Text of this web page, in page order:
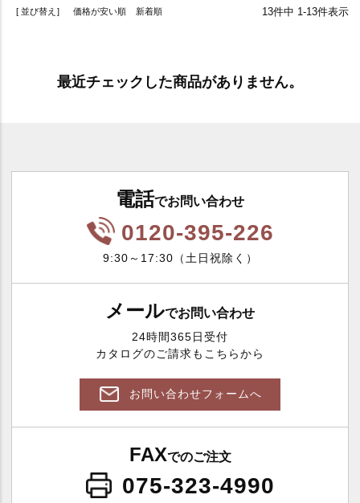
並び替え 価格が安い順 新着順 13件中 1-13件表示
最近チェックした商品がありません。
電話でお問い合わせ
0120-395-226
9:30～17:30（土日祝除く）
メールでお問い合わせ
24時間365日受付
カタログのご請求もこちらから
お問い合わせフォームへ
FAXでのご注文
075-323-4990